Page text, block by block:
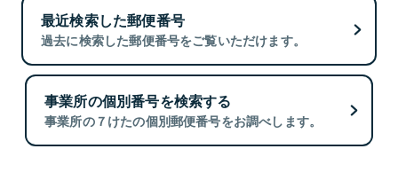
最近検索した郵便番号
過去に検索した郵便番号をご覧いただけます。
事業所の個別番号を検索する
事業所の７けたの個別郵便番号をお調べします。